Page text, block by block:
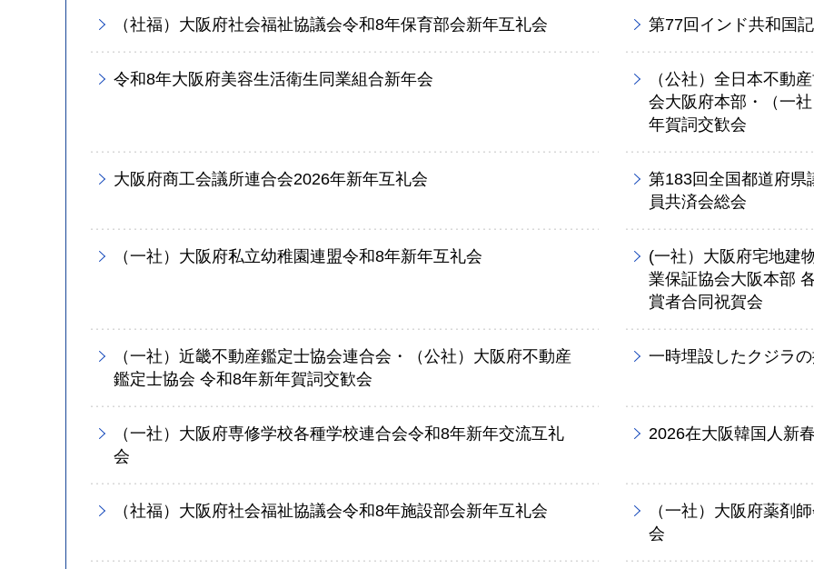
（社福）大阪府社会福祉協議会令和8年保育部会新年互礼会 第77回インド共和国
令和8年大阪府美容生活衛生同業組合新年会
（公社）全日本不動
会大阪府本部・（一
年賀詞交歓会
大阪府商工会議所連合会2026年新年互礼会
第183回全国都道府県
員共済会総会
（一社）大阪府私立幼稚園連盟令和8年新年互礼会
(一社）大阪府宅地建
業保証協会大阪本部
賞者合同祝賀会
（一社）近畿不動産鑑定士協会連合会・（公社）大阪府不動産
鑑定士協会 令和8年新年賀詞交歓会
一時埋設したクジラ
（一社）大阪府専修学校各種学校連合会令和8年新年交流互礼
会
2026在大阪韓国人新
（社福）大阪府社会福祉協議会令和8年施設部会新年互礼会
（一社）大阪府薬剤
会